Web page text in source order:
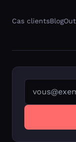
Cas clientsBlog
Votre
Un nouvel